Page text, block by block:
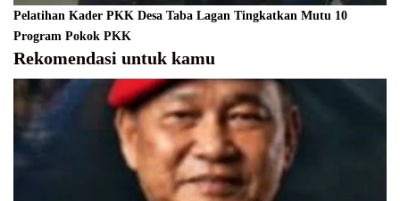
Pelatihan Kader PKK Desa Taba Lagan Tingkatkan Mutu 10
Program Pokok PKK
Rekomendasi untuk kamu